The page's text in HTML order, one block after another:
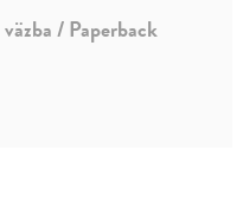
/ Paperback